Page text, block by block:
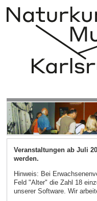
Veranstaltungen ab Juli
werden.
Hinweis: Bei
Feld "Alter" die Zahl 18
unserer Software. Wir